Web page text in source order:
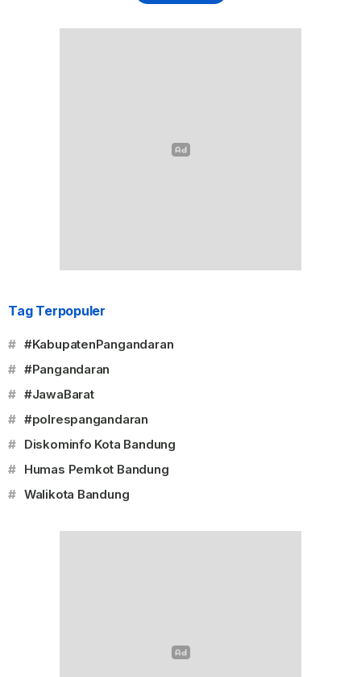
Tag Terpopuler
# #KabupatenPangandaran
# #Pangandaran
# #JawaBarat
# #polrespangandaran
# Diskominfo Kota Bandung
# Humas Pemkot Bandung
# Walikota Bandung